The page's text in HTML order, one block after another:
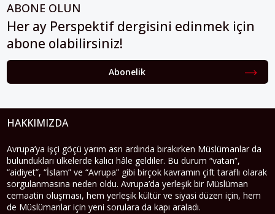
ABONE OLUN
Her ay Perspektif dergisini edinmek için
abone olabilirsiniz!
Abonelik
HAKKIMIZDA
Avrupa’ya işçi göçü yarım asrı ardında bırakırken Müslümanlar da
bulundukları ülkelerde kalıcı hâle geldiler. Bu durum “vatan”,
“aidiyet”, “İslam” ve “Avrupa” gibi birçok kavramın çift taraflı olarak
sorgulanmasına neden oldu. Avrupa’da yerleşik bir Müslüman
cemaatin oluşması, hem yerleşik kültür ve siyasi düzen için, hem
de Müslümanlar için yeni sorulara da kapı araladı.